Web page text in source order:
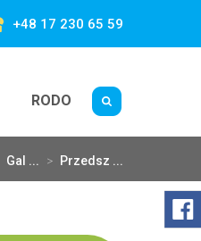
+48 17 230 65 59
RODO
Gal ... > Przedsz ...